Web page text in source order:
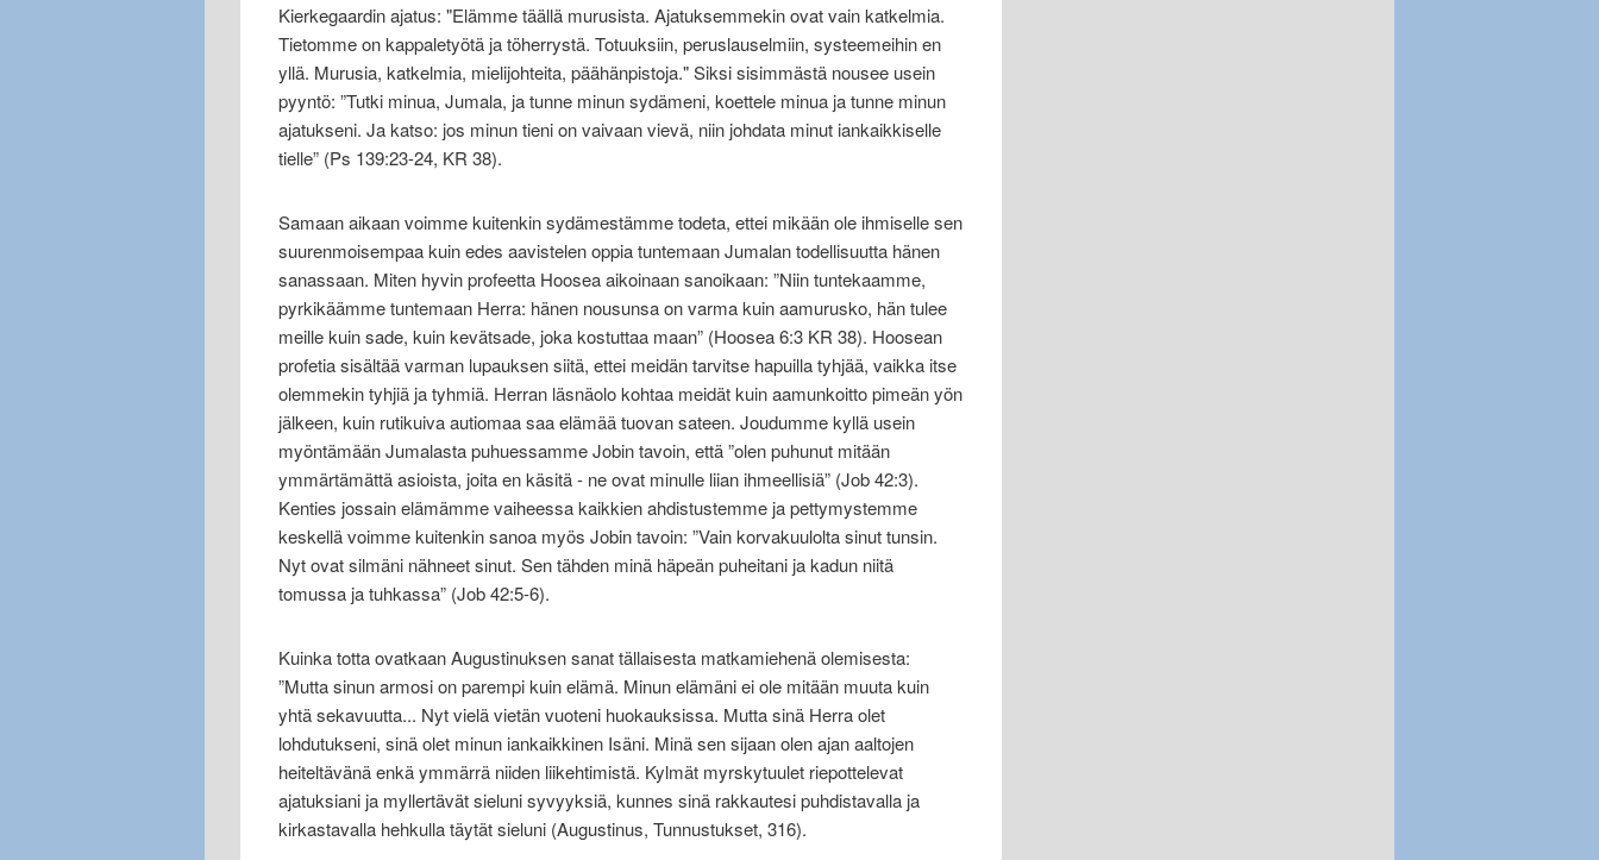
Kierkegaardin ajatus: "Elämme täällä murusista. Ajatuksemmekin ovat vain katkelmia.
Tietomme on kappaletyötä ja töherrystä. Totuuksiin, peruslauselmiin, systeemeihin en
yllä. Murusia, katkelmia, mielijohteita, päähänpistoja." Siksi sisimmästä nousee usein
pyyntö: ”Tutki minua, Jumala, ja tunne minun sydämeni, koettele minua ja tunne minun
ajatukseni. Ja katso: jos minun tieni on vaivaan vievä, niin johdata minut iankaikkiselle
tielle” (Ps 139:23-24, KR 38).
Samaan aikaan voimme kuitenkin sydämestämme todeta, ettei mikään ole ihmiselle sen
suurenmoisempaa kuin edes aavistelen oppia tuntemaan Jumalan todellisuutta hänen
sanassaan. Miten hyvin profeetta Hoosea aikoinaan sanoikaan: ”Niin tuntekaamme,
pyrkikäämme tuntemaan Herra: hänen nousunsa on varma kuin aamurusko, hän tulee
meille kuin sade, kuin kevätsade, joka kostuttaa maan” (Hoosea 6:3 KR 38). Hoosean
profetia sisältää varman lupauksen siitä, ettei meidän tarvitse hapuilla tyhjää, vaikka itse
olemmekin tyhjiä ja tyhmiä. Herran läsnäolo kohtaa meidät kuin aamunkoitto pimeän yön
jälkeen, kuin rutikuiva autiomaa saa elämää tuovan sateen. Joudumme kyllä usein
myöntämään Jumalasta puhuessamme Jobin tavoin, että ”olen puhunut mitään
ymmärtämättä asioista, joita en käsitä - ne ovat minulle liian ihmeellisiä” (Job 42:3).
Kenties jossain elämämme vaiheessa kaikkien ahdistustemme ja pettymystemme
keskellä voimme kuitenkin sanoa myös Jobin tavoin: ”Vain korvakuulolta sinut tunsin.
Nyt ovat silmäni nähneet sinut. Sen tähden minä häpeän puheitani ja kadun niitä
tomussa ja tuhkassa” (Job 42:5-6).
Kuinka totta ovatkaan Augustinuksen sanat tällaisesta matkamiehenä olemisesta:
”Mutta sinun armosi on parempi kuin elämä. Minun elämäni ei ole mitään muuta kuin
yhtä sekavuutta... Nyt vielä vietän vuoteni huokauksissa. Mutta sinä Herra olet
lohdutukseni, sinä olet minun iankaikkinen Isäni. Minä sen sijaan olen ajan aaltojen
heiteltävänä enkä ymmärrä niiden liikehtimistä. Kylmät myrskytuulet riepottelevat
ajatuksiani ja myllertävät sieluni syvyyksiä, kunnes sinä rakkautesi puhdistavalla ja
kirkastavalla hehkulla täytät sieluni (Augustinus, Tunnustukset, 316).